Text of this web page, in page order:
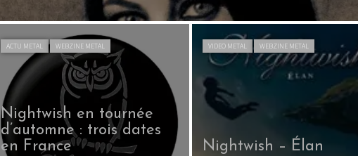
ACTU METAL WEBZINE METAL
Nightwish en tournée
d’automne : trois dates
en France
VIDEO METAL WEBZINE METAL
Nightwish – Élan